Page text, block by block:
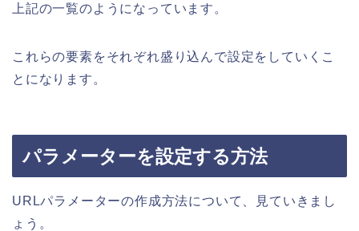
上記の一覧のようになっています。
これらの要素をそれぞれ盛り込んで設定をしていくこ
とになります。
パラメーターを設定する方法
URLパラメーターの作成方法について、見ていきまし
ょう。